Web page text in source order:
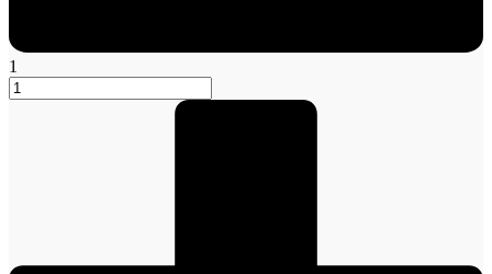
1